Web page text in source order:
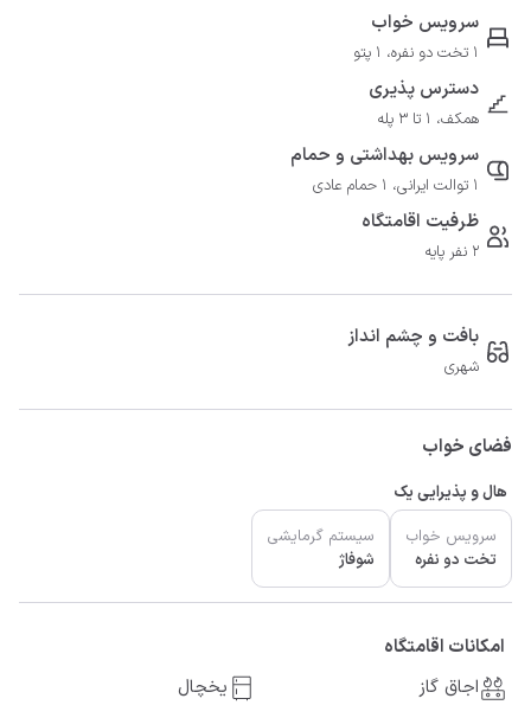
سرویس خواب
1 تخت دو نفره، 1 پتو
دسترس پذیری
همکف، 1 تا 3 پله
سرویس بهداشتی و حمام
1 توالت ایرانی، 1 حمام عادی
ظرفیت اقامتگاه
2 نفر پایه
بافت و چشم انداز
شهری
فضای خواب
هال و پذیرایی یک
سرویس خواب
تخت دو نفره
سیستم گرمایشی
شوفاژ
امکانات اقامتگاه
اجاق گاز
یخچال